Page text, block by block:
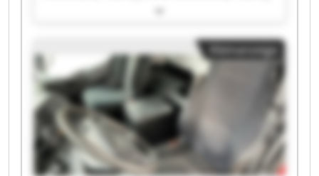
Shine Consultancy Padraig Shine Consultancy
Consultancy Padraig Shine Consultancy Padraig
Shine Consultancy Padraig Shine Consultancy
Padraig Shine Consultancy Padraig Shine
Consultancy Padraig Shine Consultancy Padraig
Shine Consultancy Padraig Shine Consultancy
Padraig Shine Consultancy Padraig Shine
Consultancy Padraig Shine Consultancy Padraig
Shine Consultancy Padraig Shine Consultancy
Kleinanzeige